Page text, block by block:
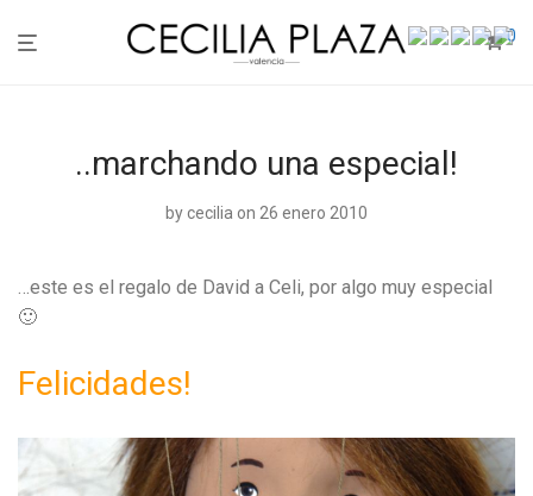
0
..marchando una especial!
bycecilia on 26 enero 2010
…este es el regalo de David a Celi, por algo muy especial
🙂
Felicidades!